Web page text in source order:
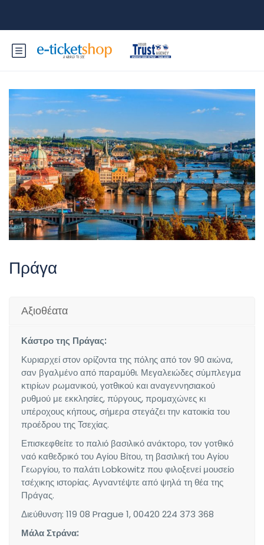
Πράγα
Αξιοθέατα
Κάστρο της Πράγας:
Κυριαρχεί στον ορίζοντα της πόλης από τον 90 αιώνα,
σαν βγαλμένο από παραμύθι. Μεγαλειώδες σύμπλεγμα
κτιρίων ρωμανικού, γοτθικού και αναγεννησιακού
ρυθμού με εκκλησίες, πύργους, προμαχώνες κι
υπέροχους κήπους, σήμερα στεγάζει την κατοικία του
προέδρου της Τσεχίας.
Επισκεφθείτε το παλιό βασιλικό ανάκτορο, τον γοτθικό
ναό καθεδρικό του Αγίου Βίτου, τη βασιλική του Αγίου
Γεωργίου, το παλάτι Lobkowitz που φιλοξενεί μουσείο
τσέχικης ιστορίας. Αγναντέψτε από ψηλά τη θέα της
Πράγας.
Διεύθυνση: 119 08 Prague 1, 00420 224 373 368
Μάλα Στράνα: